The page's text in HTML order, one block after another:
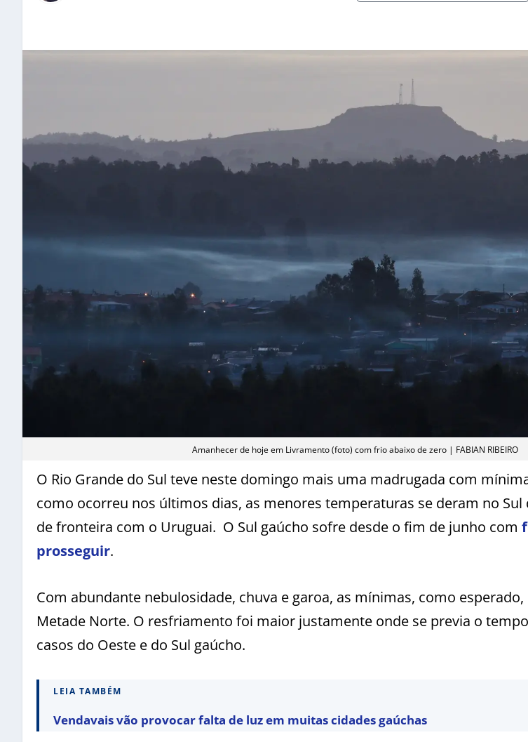
Amanhecer de hoje em Livramento (foto) com frio abaixo de zero | FABIAN RIBEIRO
O Rio Grande do Sul teve neste domingo mais uma madrugada com
como ocorreu nos últimos dias, as menores temperaturas se deram no Sul
de fronteira com o Uruguai. O Sul gaúcho sofre desde o fim de junho com
prosseguir.
Com abundante nebulosidade, chuva e garoa, as mínimas, como
Metade Norte. O resfriamento foi maior justamente onde se previa o
casos do Oeste e do Sul gaúcho.
LEIA TAMBÉM
Vendavais vão provocar falta de luz em muitas cidades gaúchas